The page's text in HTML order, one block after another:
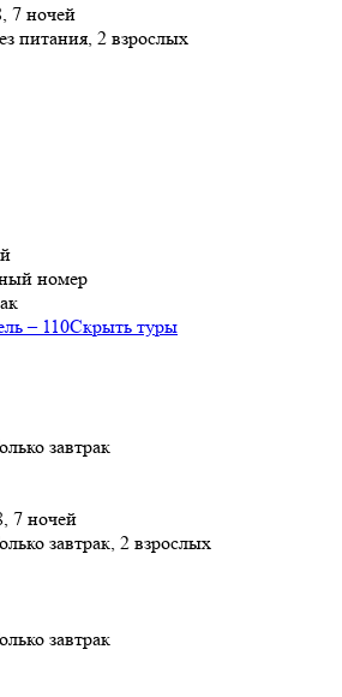
7 ночей
питания, 2 взрослых
номер
– 110Скрыть туры
завтрак
7 ночей
завтрак, 2 взрослых
завтрак